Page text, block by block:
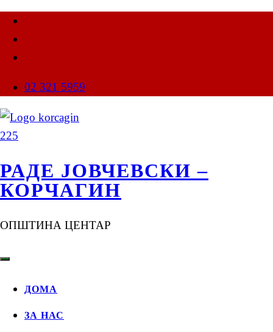
02 321 5959
РАДЕ ЈОВЧЕВСКИ –
КОРЧАГИН
ОПШТИНА ЦЕНТАР
ДОМА
ЗА НАС